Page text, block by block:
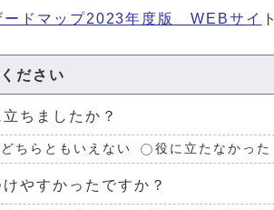
ードマップ2023年度版 WEBサイ ト
ださい
ちましたか？
どちらともいえない 役に立たなかった
やすかったですか？